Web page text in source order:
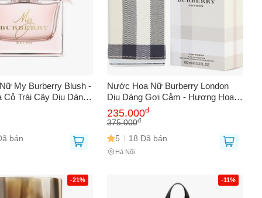
My Burberry Blush -
Cỏ Trái Cây Dịu Dàng,
Trọng - Quà Tặng
Nàng
bán
Nước Hoa Nữ Burberry London
Dịu Dàng Gợi Cảm - Hương Hoa
Cổ Điển Sang Trọng, Chiết và Full
Size
235.000đ
375.000đ
5 18 Đã bán
Hà Nội
-21% -11%